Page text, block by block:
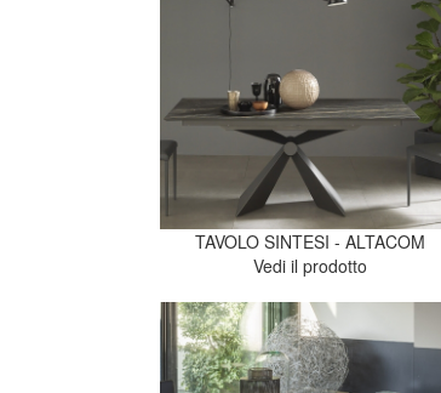
TAVOLO SINTESI - ALTACOM
Vedi il prodotto